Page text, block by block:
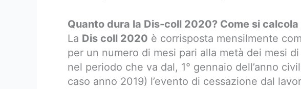
Quanto dura la Dis-coll 2020? Come si
La Dis coll 2020 è corrisposta mensilmente
per un numero di mesi pari alla metà dei mesi
nel periodo che va dal, 1° gennaio dell’anno
caso anno 2019) l’evento di cessazione dal